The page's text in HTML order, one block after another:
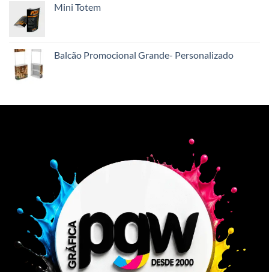
Mini Totem
Balcão Promocional Grande- Personalizado